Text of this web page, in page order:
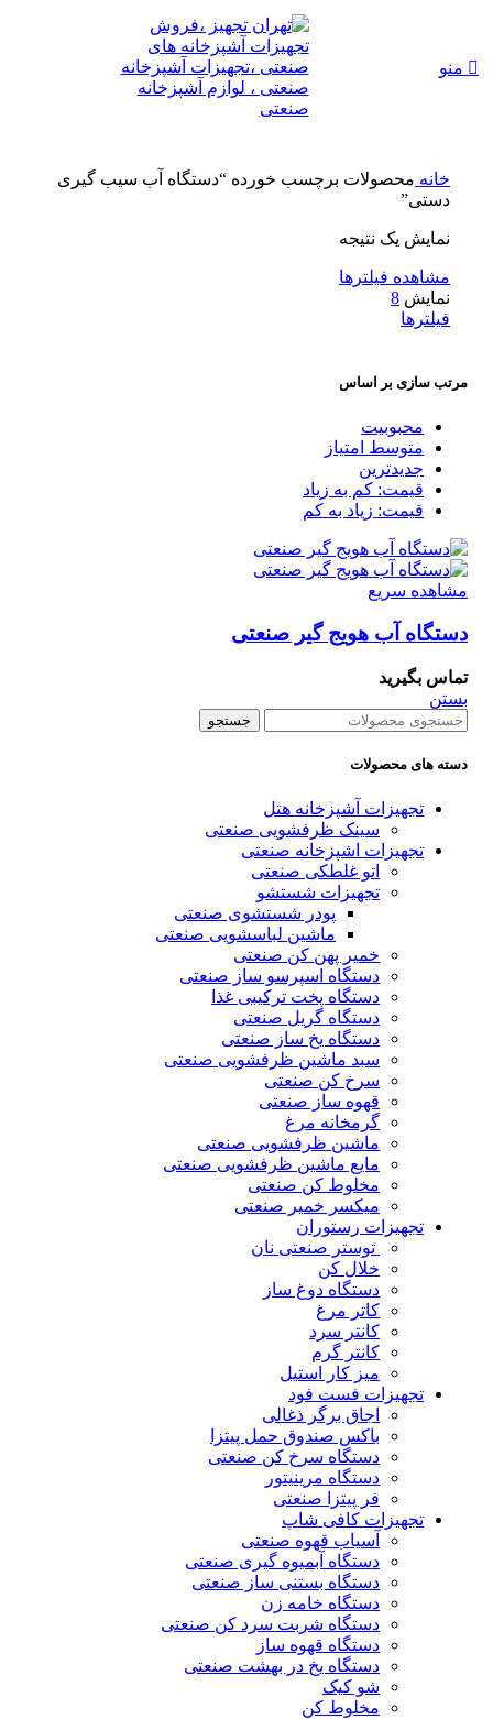
منو
بستن
جستجو
دسته های محصولات
تجهیزات آشپزخانه هتل
سینک ظرفشویی صنعتی
تجهیزات اشپزخانه صنعتی
اتو غلطکی صنعتی
تجهیزات شستشو
پودر شستشوی صنعتی
ماشین لباسشویی صنعتی
خمیر پهن کن صنعتی
دستگاه اسپرسو ساز صنعتی
دستگاه پخت ترکیبی غذا
دستگاه گریل صنعتی
دستگاه یخ ساز صنعتی
سبد ماشین ظرفشویی صنعتی
سرخ کن صنعتی
قهوه ساز صنعتی
گرمخانه مرغ
ماشین ظرفشویی صنعتی
مایع ماشین ظرفشویی صنعتی
مخلوط کن صنعتی
میکسر خمیر صنعتی
تجهیزات رستوران
توستر صنعتی نان
خلال کن
دستگاه دوغ ساز
کاتر مرغ
کانتر سرد
کانتر گرم
میز کار استیل
تجهیزات فست فود
اجاق برگر ذغالی
باکس صندوق حمل پیتزا
دستگاه سرخ کن صنعتی
دستگاه مرینیتور
فر پیتزا صنعتی
تجهیزات کافی شاپ
آسیاب قهوه صنعتی
دستگاه آبمیوه گیری صنعتی
دستگاه بستنی ساز صنعتی
دستگاه خامه زن
دستگاه شربت سرد کن صنعتی
دستگاه قهوه ساز
دستگاه یخ در بهشت صنعتی
شو کیک
مخلوط کن
خانه محصولات برچسب خورده “دستگاه آب سیب گیری
دستی”
نمایش یک نتیجه
مشاهده فیلترها
نمایش 8
فیلترها
مرتب سازی بر اساس
محبوبیت
متوسط امتیاز
جدیدترین
قیمت: کم به زیاد
قیمت: زیاد به کم
مشاهده سریع
دستگاه آب هویج گیر صنعتی
تماس بگیرید